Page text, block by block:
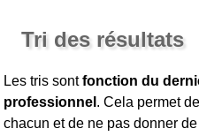
Tri des résultats
Les tris sontfonction du
professionnel . Cela permet
chacun et de ne pas donner